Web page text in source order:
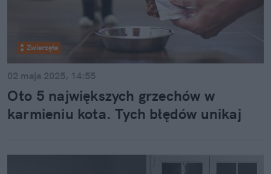
Zwierzęta
02 maja 2025, 14:55
Oto 5 największych grzechów w
karmieniu kota. Tych błędów unikaj